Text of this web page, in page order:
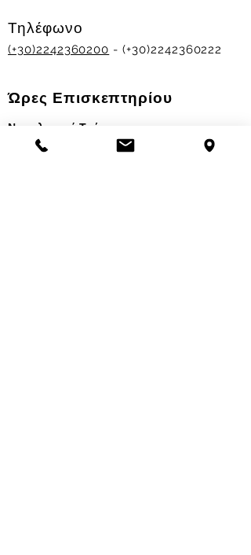
Τηλέφωνο
(+30)2242360200 - (+30)2242360222
Ώρες Επισκεπτηρίου
Νοσηλευτικά Τμήματα
Χειμερινό ωράριο: 11.00-13.00
17.30-19.30